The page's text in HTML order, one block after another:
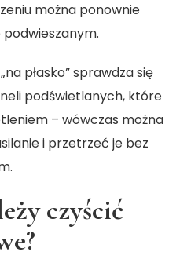
można ponownie
płasko” sprawdza się
podświetlanych, które
– wówczas można
i przetrzeć je bez
czyścić